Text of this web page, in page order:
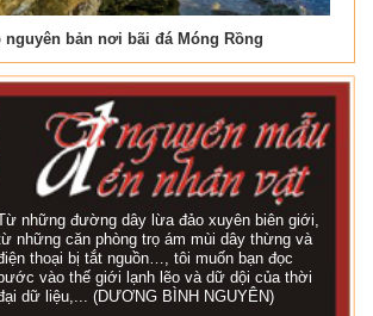
nguyên bản nơi bãi đá Móng Rồng
những đường dây lừa đảo xuyên biên giới,
những căn phòng trọ ám mùi dây thừng và
thoại bị tắt nguồn…, tôi muốn bạn đọc
bước vào thế giới lạnh lẽo và dữ dội của thời
dữ liệu,... (DƯƠNG BÌNH NGUYÊN)